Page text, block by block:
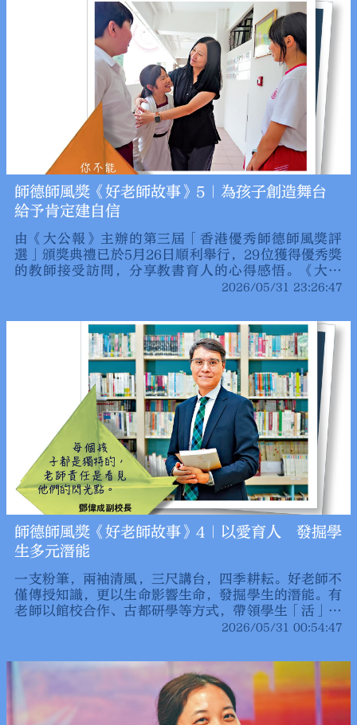
師德師風獎《好老師故事》5｜為孩子創造舞台
給予肯定建自信
由《大公報》主辦的第三屆「香港優秀師德師風獎評
選」頒獎典禮已於5月26日順利舉行，29位獲得優秀獎
的教師接受訪問，分享教書育人的心得感悟。《大公
報》推出「好老師故事」系列報道，期望更多老師一同
2026/05/31 23:26:47
師德師風獎《好老師故事》4｜以愛育人 發掘學
生多元潛能
一支粉筆，兩袖清風，三尺講台，四季耕耘。好老師不
僅傳授知識，更以生命影響生命，發掘學生的潛能。有
老師以館校合作、古都研學等方式，帶領學生「活」學
歷史，厚植家國情懷；有老師用耐心與陪伴幫助跨境生
延伸至社區服務。他們用實際行動詮釋師者擔當，書寫
不平凡的育人故事，讓希望的種子在年輕心靈中生根發
2026/05/31 00:54:47